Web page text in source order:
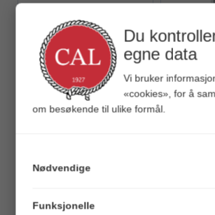
Quick View+
Yato Kombinasjonstang
180 mm
Veil. 129,00
Vorel
Veil. 118,00
Du
egne data
Vi bruker
«cookies», for å
om besøkende til ulike formål.
Nødvendige
Funksjonelle